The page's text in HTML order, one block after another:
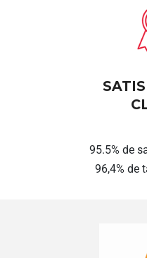
95.5% de
96,4% de